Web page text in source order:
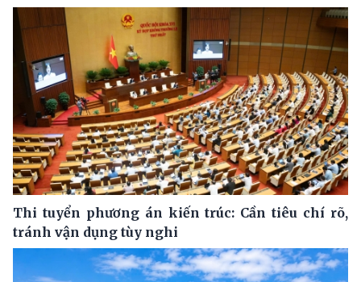
Thi tuyển phương án kiến trúc: Cần tiêu chí rõ,
tránh vận dụng tùy nghi